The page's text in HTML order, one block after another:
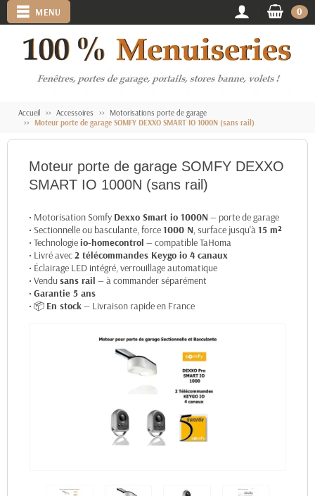
MENU 0
Accueil Accessoires
Motorisations porte de garage
Moteur porte de garage SOMFY DEXXO SMART IO 1000N (sans rail)
Moteur porte de garage SOMFY DEXXO
SMART IO 1000N (sans rail)
• Motorisation Somfy Dexxo Smart io 1000N — porte de garage
• Sectionnelle ou basculante, force1000 N, surface jusqu'à15 m²
• Technologieio-homecontrol — compatible TaHoma
• Livré avec2 télécommandes Keygo io 4 canaux
• Éclairage LED intégré, verrouillage automatique
• Vendusans rail — à commander séparément
• Garantie 5 ans
• 📦 En stock— Livraison rapide en France